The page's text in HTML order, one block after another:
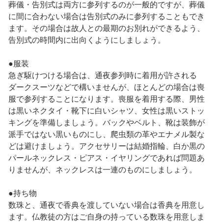
葬儀・告別式は両方に参列するのが一般的ですが、葬儀
に間に合わない場合は告別式のみに参列することもでき
ます。その場合は故人との最期のお別れができるよう、
告別式の時間内に出向くようにしましょう。
●服装
急ぎ駆けつける場合は、通夜参列時に着用が許される
ダークスーツなどで構いませんが、ほとんどの場合は喪
服で参列することになります。喪服を着用する際、男性
は黒いネクタイ・靴下に白いシャツ、女性は黒いストッ
キングを準備しましょう。バックやベルト、靴は装飾が
派手ではない黒いものにし、爬虫類の革やエナメル製な
どは避けましょう。アクセサリーは結婚指輪、白か黒の
パールネックレス・ピアス・イヤリングであれば問題あ
りませんが、ネックレスは一連のものにしましょう。
●持ち物
数珠と、通夜で香典を渡していない場合は香典を用意し
ます。仏教徒の方はご自身の持っている数珠を用意しま